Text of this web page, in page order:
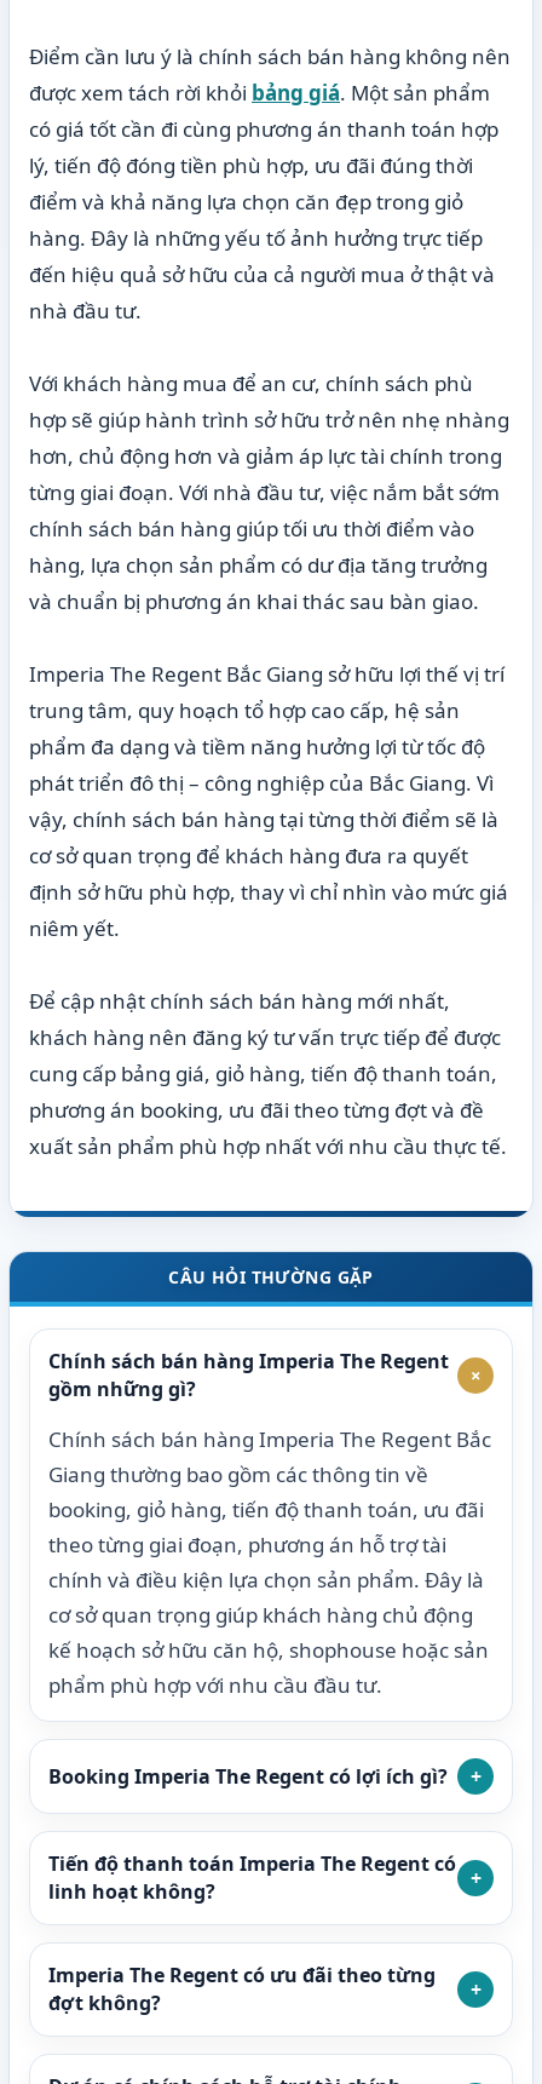
Điểm cần lưu ý là chính sách bán hàng không nên
được xem tách rời khỏi bảng giá. Một sản phẩm
có giá tốt cần đi cùng phương án thanh toán hợp
lý, tiến độ đóng tiền phù hợp, ưu đãi đúng thời
điểm và khả năng lựa chọn căn đẹp trong giỏ
hàng. Đây là những yếu tố ảnh hưởng trực tiếp
đến hiệu quả sở hữu của cả người mua ở thật và
nhà đầu tư.
Với khách hàng mua để an cư, chính sách phù
hợp sẽ giúp hành trình sở hữu trở nên nhẹ nhàng
hơn, chủ động hơn và giảm áp lực tài chính trong
từng giai đoạn. Với nhà đầu tư, việc nắm bắt sớm
chính sách bán hàng giúp tối ưu thời điểm vào
hàng, lựa chọn sản phẩm có dư địa tăng trưởng
và chuẩn bị phương án khai thác sau bàn giao.
Imperia The Regent Bắc Giang sở hữu lợi thế vị trí
trung tâm, quy hoạch tổ hợp cao cấp, hệ sản
phẩm đa dạng và tiềm năng hưởng lợi từ tốc độ
phát triển đô thị – công nghiệp của Bắc Giang. Vì
vậy, chính sách bán hàng tại từng thời điểm sẽ là
cơ sở quan trọng để khách hàng đưa ra quyết
định sở hữu phù hợp, thay vì chỉ nhìn vào mức giá
niêm yết.
Để cập nhật chính sách bán hàng mới nhất,
khách hàng nên đăng ký tư vấn trực tiếp để được
cung cấp bảng giá, giỏ hàng, tiến độ thanh toán,
phương án booking, ưu đãi theo từng đợt và đề
xuất sản phẩm phù hợp nhất với nhu cầu thực tế.
CÂU HỎI THƯỜNG GẶP
Chính sách bán hàng Imperia The Regent
gồm những gì?
+
Chính sách bán hàng Imperia The Regent Bắc
Giang thường bao gồm các thông tin về
booking, giỏ hàng, tiến độ thanh toán, ưu đãi
theo từng giai đoạn, phương án hỗ trợ tài
chính và điều kiện lựa chọn sản phẩm. Đây là
cơ sở quan trọng giúp khách hàng chủ động
kế hoạch sở hữu căn hộ, shophouse hoặc sản
phẩm phù hợp với nhu cầu đầu tư.
Booking Imperia The Regent có lợi ích gì? +
Tiến độ thanh toán Imperia The Regent có
linh hoạt không?
+
Imperia The Regent có ưu đãi theo từng
đợt không?
+